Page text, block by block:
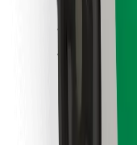
Encontra o